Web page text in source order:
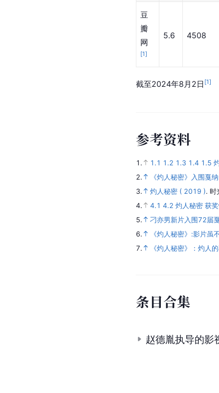
豆
瓣
网
[1]
5.6 4508
截至2024年8月2日 [1]
参考资料
1. 1.1 1.2 1.3 1.4 1.5
2.
《灼人秘密》入围戛
3.
灼人秘密 ( 2019 ).
4.
4.1 4.2 灼人秘密 获
5.
刁亦男新片入围72届
6.
《灼人秘密》:影片虽
7.
《灼人秘密》：灼人
条目合集
赵德胤执导的影